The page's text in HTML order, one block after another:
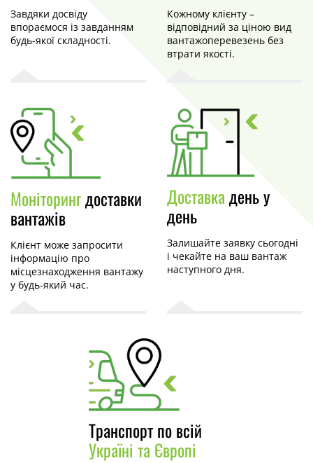
Завдяки досвіду
впораємося із завданням
будь-якої складності.
Кожному клієнту –
відповідний за ціною вид
вантажоперевезень без
втрати якості.
Моніторингдоставки
вантажів
Клієнт може запросити
інформацію про
місцезнаходження вантажу
у будь-який час.
Доставкадень у
день
Залишайте заявку сьогодні
і чекайте на ваш вантаж
наступного дня.
Транспорт по всій
Україні та Європі